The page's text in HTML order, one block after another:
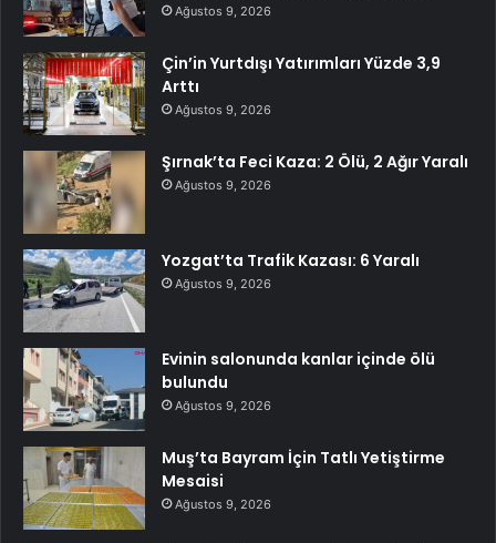
Ağustos 9, 2026
Çin’in Yurtdışı Yatırımları Yüzde 3,9
Arttı
Ağustos 9, 2026
Şırnak’ta Feci Kaza: 2 Ölü, 2 Ağır Yaralı
Ağustos 9, 2026
Yozgat’ta Trafik Kazası: 6 Yaralı
Ağustos 9, 2026
Evinin salonunda kanlar içinde ölü
bulundu
Ağustos 9, 2026
Muş’ta Bayram İçin Tatlı Yetiştirme
Mesaisi
Ağustos 9, 2026